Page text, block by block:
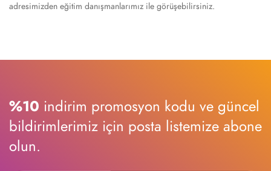
adresimizden eğitim danışmanlarımız ile görüşebilirsiniz.
%10 indirim promosyon kodu ve güncel
bildirimlerimiz için posta listemize abone
olun.